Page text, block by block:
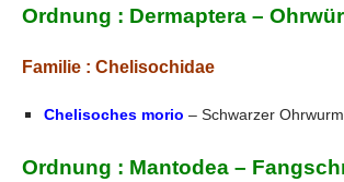
Ordnung : Dermaptera –
Familie : Chelisochidae
Chelisoches morio – Schwarzer Ohrwurm
Ordnung : Mantodea –